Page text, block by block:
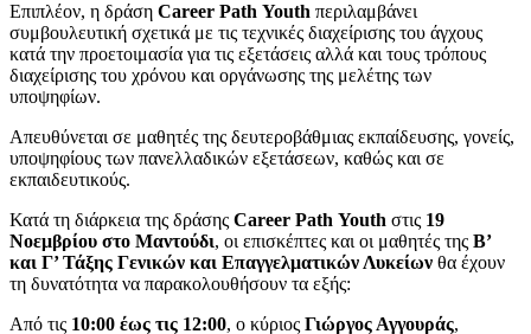
Επιπλέον, η δράση Career Path Youth περιλαμβάνει
συμβουλευτική σχετικά με τις τεχνικές διαχείρισης του άγχους
κατά την προετοιμασία για τις εξετάσεις αλλά και τους τρόπους
διαχείρισης του χρόνου και οργάνωσης της μελέτης των
υποψηφίων.
Απευθύνεται σε μαθητές της δευτεροβάθμιας εκπαίδευσης, γονείς,
υποψηφίους των πανελλαδικών εξετάσεων, καθώς και σε
εκπαιδευτικούς.
Κατά τη διάρκεια της δράσης Career Path Youth στις 19
Νοεμβρίου στο Μαντούδι, οι επισκέπτες και οι μαθητές της Β’
και Γ’Τάξης Γενικών και Επαγγελματικών Λυκείων θα έχουν
τη δυνατότητα να παρακολουθήσουν τα εξής:
Από τις 10:00 έως τις 12:00, ο κύριος Γιώργος Αγγουράς,